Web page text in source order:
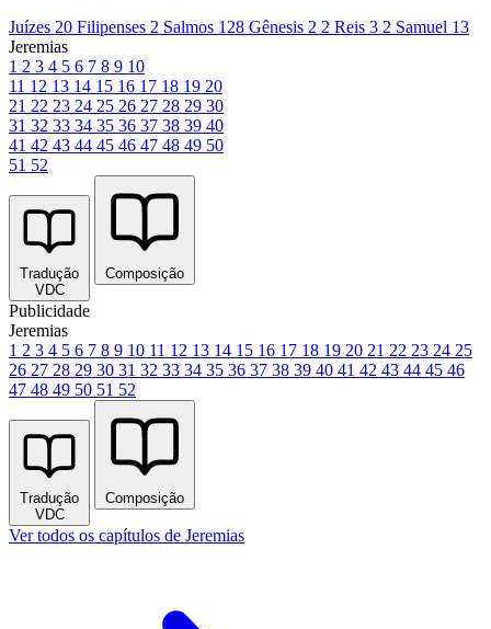
Juízes 20 Filipenses 2 Salmos 128 Gênesis 2 2 Reis 3 2 Samuel 13
Jeremias
1 2 3 4 5 6 7 8 9 10
11 12 13 14 15 16 17 18 19 20
21 22 23 24 25 26 27 28 29 30
31 32 33 34 35 36 37 38 39 40
41 42 43 44 45 46 47 48 49 50
51 52
Tradução
VDC
Composição
Publicidade
Jeremias
1 2 3 4 5 6 7 8 9 10 11 12 13 14 15 16 17 18 19 20 21 22 23 24 25
26 27 28 29 30 31 32 33 34 35 36 37 38 39 40 41 42 43 44 45 46
47 48 49 50 51 52
Tradução
VDC
Composição
Ver todos os capítulos de Jeremias